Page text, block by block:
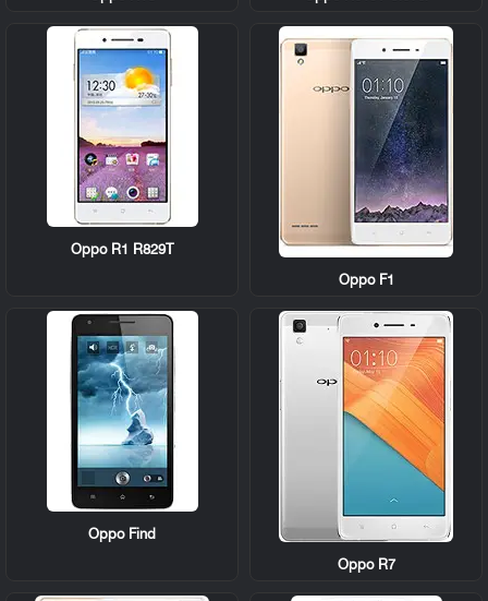
Oppo F1
Oppo R1 R829T
Oppo R7
Oppo Find